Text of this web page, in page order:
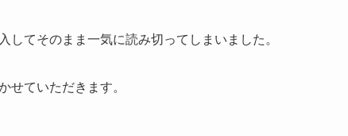
てそのまま一気に読み切ってしまいました。
せていただきます。